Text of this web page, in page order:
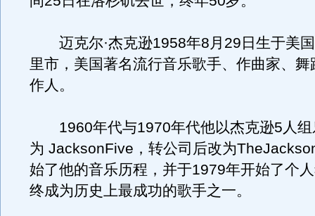
迈克尔·杰克逊1958年8月29日生于美国
里市，美国著名流行音乐歌手、作曲家、
作人。
1960年代与1970年代他以杰克逊5人组
为 JacksonFive，转公司后改为
始了他的音乐历程，并于1979年开始了个
终成为历史上最成功的歌手之一。